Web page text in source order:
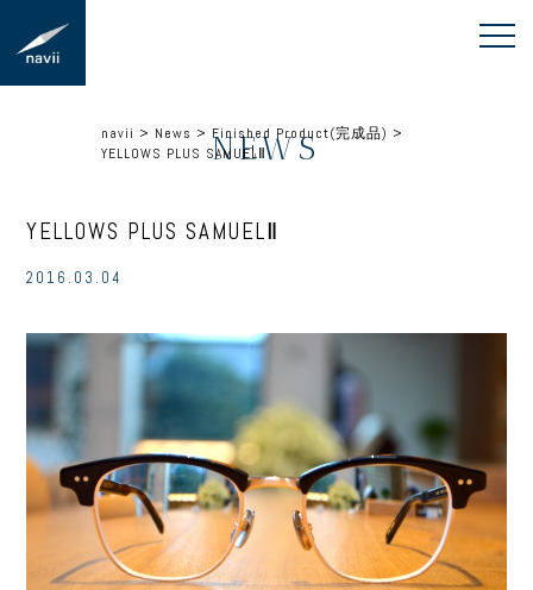
navii > News > Finished Product(完成品) >
YELLOWS PLUS SAMUELⅡNEWS
YELLOWS PLUS SAMUELⅡ
2016.03.04